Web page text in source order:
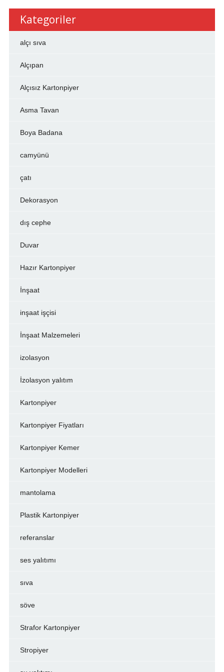
Kategoriler
alçı sıva
Alçıpan
Alçısız Kartonpiyer
Asma Tavan
Boya Badana
camyünü
çatı
Dekorasyon
dış cephe
Duvar
Hazır Kartonpiyer
İnşaat
inşaat işçisi
İnşaat Malzemeleri
izolasyon
İzolasyon yalıtım
Kartonpiyer
Kartonpiyer Fiyatları
Kartonpiyer Kemer
Kartonpiyer Modelleri
mantolama
Plastik Kartonpiyer
referanslar
ses yalıtımı
sıva
söve
Strafor Kartonpiyer
Stropiyer